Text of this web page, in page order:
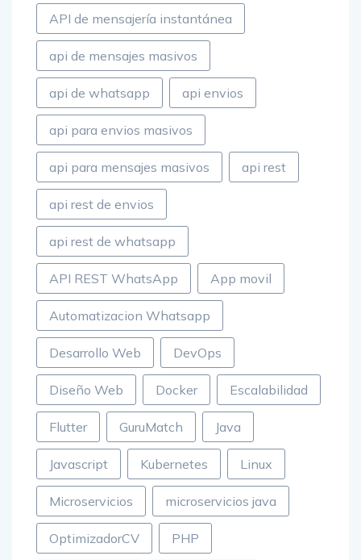
API de mensajería instantánea
api de mensajes masivos
api de whatsapp api envios
api para envios masivos
api para mensajes masivos api rest
api rest de envios
api rest de whatsapp
API REST WhatsApp App movil
Automatizacion Whatsapp
Desarrollo Web DevOps
Diseño Web Docker Escalabilidad
Flutter GuruMatch Java
Javascript Kubernetes Linux
Microservicios microservicios java
OptimizadorCV PHP